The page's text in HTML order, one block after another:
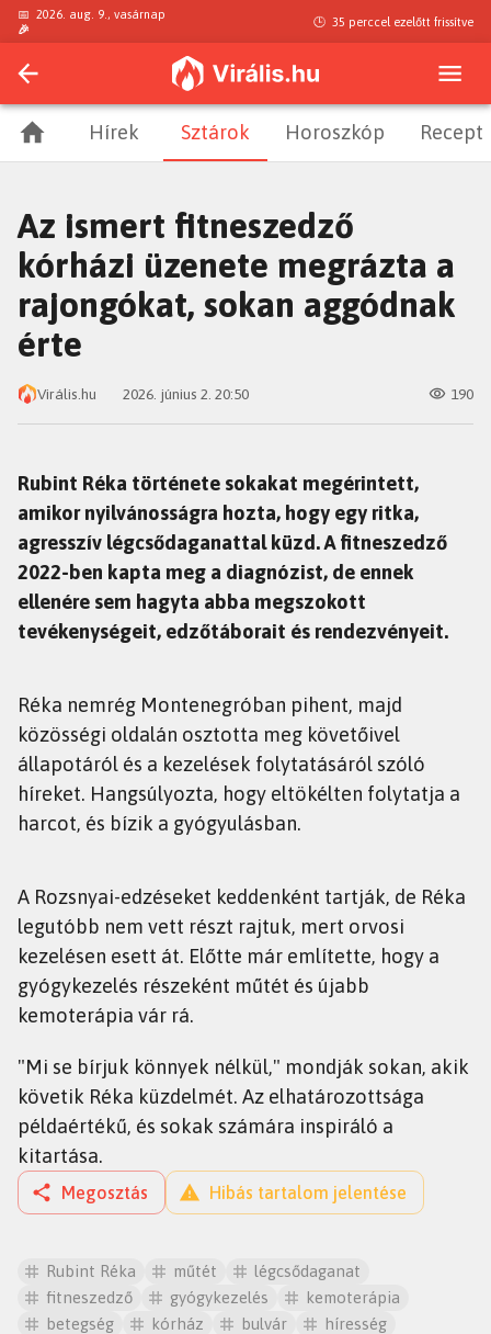
📅 2026. aug. 9., vasárnap
🎉
🕒 35 perccel ezelőtt frissítve
Hírek Sztárok Horoszkóp Recept
Az ismert fitneszedző
kórházi üzenete megrázta a
rajongókat, sokan aggódnak
érte
Virális.hu 2026. június 2. 20:50 190
Rubint Réka története sokakat megérintett,
amikor nyilvánosságra hozta, hogy egy ritka,
agresszív légcsődaganattal küzd. A fitneszedző
2022-ben kapta meg a diagnózist, de ennek
ellenére sem hagyta abba megszokott
tevékenységeit, edzőtáborait és rendezvényeit.
Réka nemrég Montenegróban pihent, majd
közösségi oldalán osztotta meg követőivel
állapotáról és a kezelések folytatásáról szóló
híreket. Hangsúlyozta, hogy eltökélten folytatja a
harcot, és bízik a gyógyulásban.
A Rozsnyai-edzéseket keddenként tartják, de Réka
legutóbb nem vett részt rajtuk, mert orvosi
kezelésen esett át. Előtte már említette, hogy a
gyógykezelés részeként műtét és újabb
kemoterápia vár rá.
"Mi se bírjuk könnyek nélkül," mondják sokan, akik
követik Réka küzdelmét. Az elhatározottsága
példaértékű, és sokak számára inspiráló a
kitartása.
Megosztás Hibás tartalom jelentése
Rubint Réka műtét
légcsődaganat
fitneszedző
gyógykezelés
kemoterápia
betegség
kórház bulvár
híresség